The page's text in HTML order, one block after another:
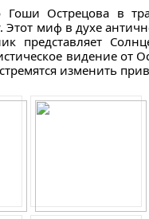
Гоши Острецова в
Этот миф в духе
представляет
видение от
изменить